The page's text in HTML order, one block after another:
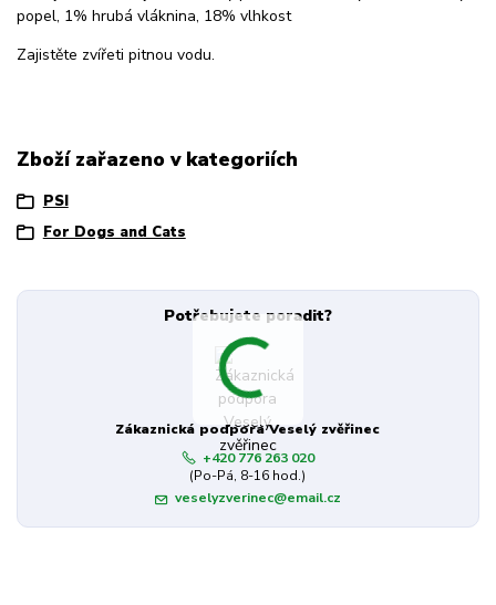
popel, 1% hrubá vláknina, 18% vlhkost
Zajistěte zvířeti pitnou vodu.
Zboží zařazeno v kategoriích
PSI
For Dogs and Cats
Potřebujete poradit?
Zákaznická podpora Veselý zvěřinec
+420 776 263 020
(Po-Pá, 8-16 hod.)
veselyzverinec@email.cz